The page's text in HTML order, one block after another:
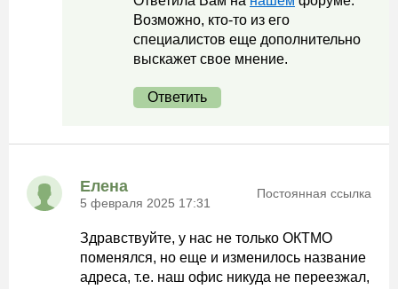
Возможно, кто-то из его
специалистов еще дополнительно
выскажет свое мнение.
Ответить
Елена
5 февраля 2025 17:31
Постоянная ссылка
Здравствуйте, у нас не только ОКТМО
поменялся, но еще и изменилось название
адреса, т.е. наш офис никуда не переезжал,